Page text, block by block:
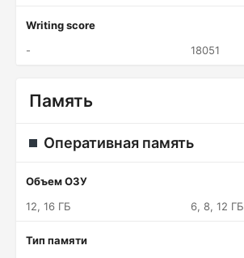
Writing score
-
18051
Память
Оперативная память
Объем ОЗУ
12, 16 ГБ
6, 8, 12 ГБ
Тип памяти